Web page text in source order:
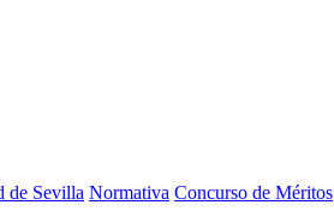
de Sevilla Normativa Concurso de Méritos